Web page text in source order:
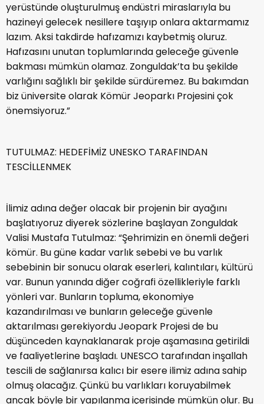
yerüstünde oluşturulmuş endüstri miraslarıyla bu
hazineyi gelecek nesillere taşıyıp onlara aktarmamız
lazım. Aksi takdirde hafızamızı kaybetmiş oluruz.
Hafızasını unutan toplumlarında geleceğe güvenle
bakması mümkün olamaz. Zonguldak’ta bu şekilde
varlığını sağlıklı bir şekilde sürdüremez. Bu bakımdan
biz üniversite olarak Kömür Jeoparkı Projesini çok
önemsiyoruz.”
TUTULMAZ: HEDEFİMİZ UNESKO TARAFINDAN
TESCİLLENMEK
İlimiz adına değer olacak bir projenin bir ayağını
başlatıyoruz diyerek sözlerine başlayan Zonguldak
Valisi Mustafa Tutulmaz: “Şehrimizin en önemli değeri
kömür. Bu güne kadar varlık sebebi ve bu varlık
sebebinin bir sonucu olarak eserleri, kalıntıları, kültürü
var. Bunun yanında diğer coğrafi özellikleriyle farklı
yönleri var. Bunların topluma, ekonomiye
kazandırılması ve bunların geleceğe güvenle
aktarılması gerekiyordu Jeopark Projesi de bu
düşünceden kaynaklanarak proje aşamasına getirildi
ve faaliyetlerine başladı. UNESCO tarafından inşallah
tescili de sağlanırsa kalıcı bir esere ilimiz adına sahip
olmuş olacağız. Çünkü bu varlıkları koruyabilmek
ancak böyle bir yapılanma içerisinde mümkün olur. Bu